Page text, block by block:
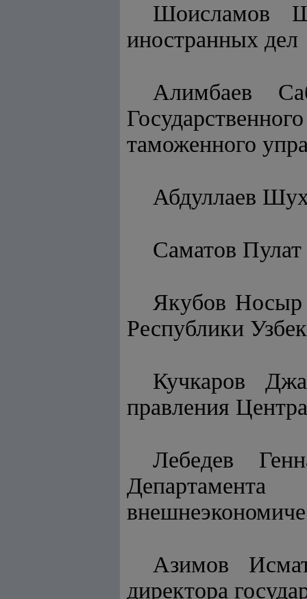
Шоисламов
иностранных дел
Алимбаев
таможенного
Абдуллаев
Саматов
Якубов
Республики
Кучкаров
правления
Лебедев
Азимов
директора